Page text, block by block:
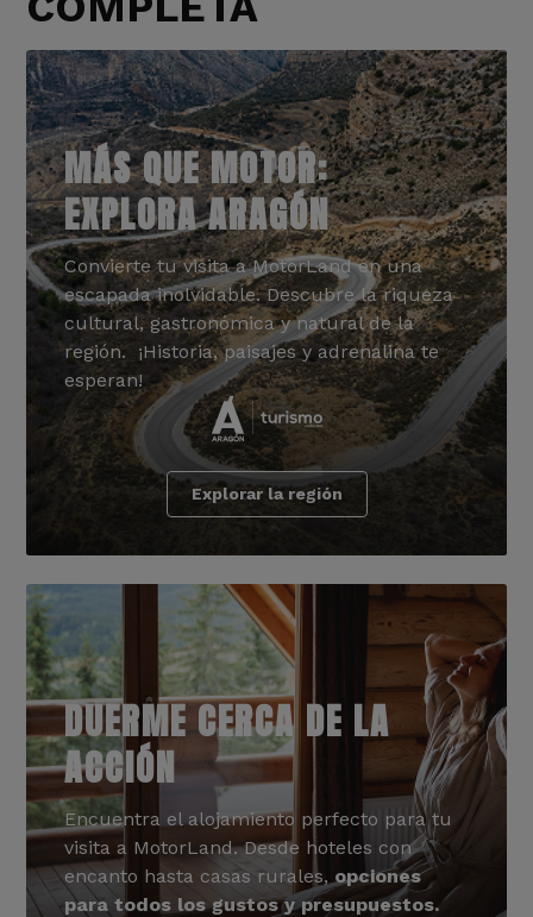
MÁS QUE MOTOR:
EXPLORA ARAGÓN
Convierte tu visita a MotorLand en una
escapada inolvidable. Descubre la riqueza
cultural, gastronómica y natural de la
región. ¡Historia, paisajes y adrenalina te
esperan!
Explorar la región
DUERME CERCA DE LA
ACCIÓN
Encuentra el alojamiento perfecto para tu
visita a MotorLand. Desde hoteles con
encanto hasta casas rurales, opciones
para todos los gustos y presupuestos.